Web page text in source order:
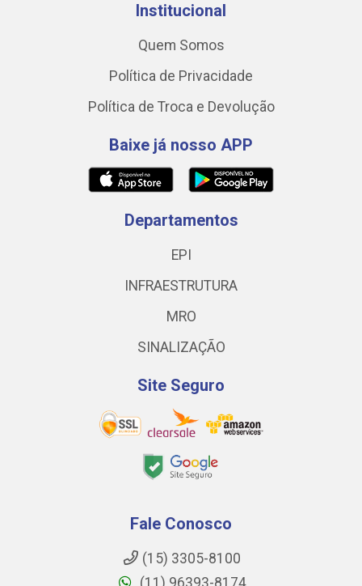
Institucional
Quem Somos
Política de Privacidade
Política de Troca e Devolução
Baixe já nosso APP
Departamentos
EPI
INFRAESTRUTURA
MRO
SINALIZAÇÃO
Site Seguro
Fale Conosco
(15) 3305-8100